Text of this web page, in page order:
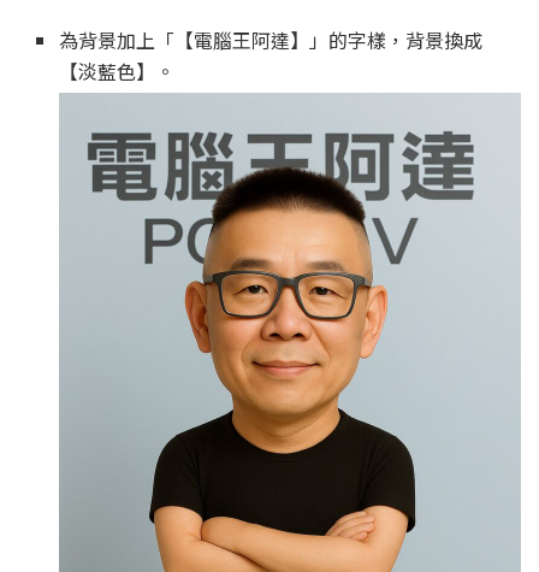
為背景加上「【電腦王阿達】」的字樣，背景換成
【淡藍色】。